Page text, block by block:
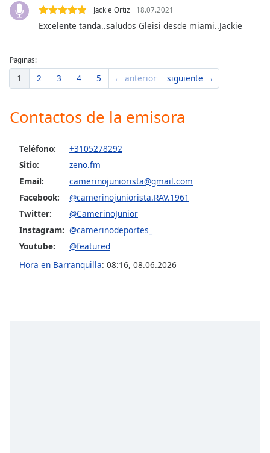
Jackie Ortiz 18.07.2021
Excelente tanda..saludos Gleisi desde miami..Jackie
Paginas:
1 2 3 4 5 ← anterior siguiente →
Contactos de la emisora
Teléfono:
+3105278292
Sitio:
zeno.fm
Email:
camerinojuniorista@gmail.com
Facebook:
@camerinojuniorista.RAV.1961
Twitter:
@CamerinoJunior
Instagram: @camerinodeportes_
Youtube:
@featured
Hora en Barranquilla: 08:16, 08.06.2026